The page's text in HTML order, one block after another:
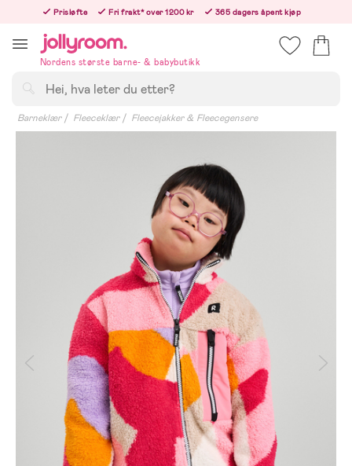
innehållet
Prisløfte Fri frakt* over 1200 kr
365 dagers åpent kjøp
Nordens største barne- & babybutikk
Barneklær Fleeceklær Fleecejakker & Fleecegensere